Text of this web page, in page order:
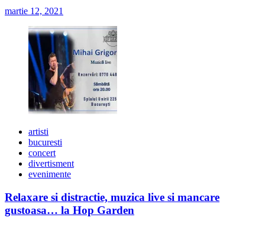
martie 12, 2021
artisti
bucuresti
concert
divertisment
evenimente
Relaxare si distractie, muzica live si mancare
gustoasa… la Hop Garden